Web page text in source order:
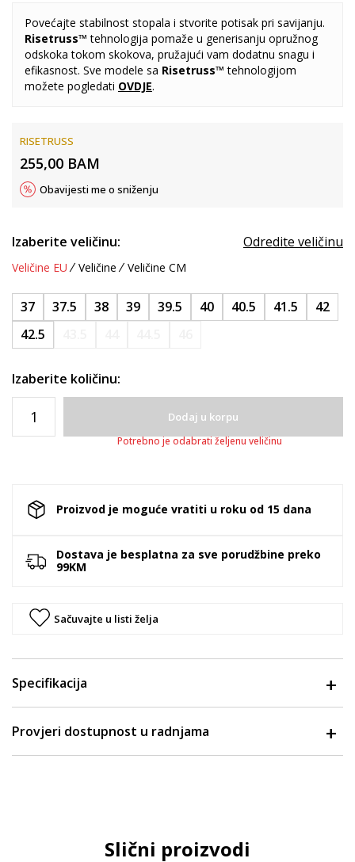
Povećajte stabilnost stopala i stvorite potisak pri savijanju.
Risetruss™ tehnologija pomaže u generisanju opružnog
odskoka tokom skokova, pružajući vam dodatnu snagu i
efikasnost. Sve modele sa Risetruss™tehnologijom
možete pogledati OVDJE.
RISETRUSS
255,00 BAM
Obavijesti me o sniženju
Izaberite veličinu: Odredite veličinu
Veličine EU Veličine Veličine CM
37 37.5 38 39 39.5 40 40.5 41.5
42
42.5
Izaberite količinu:
Dodaj u korpu
Potrebno je odabrati željenu veličinu
Proizvod je moguće vratiti u roku od 15 dana
Dostava je besplatna za sve porudžbine preko
99KM
Sačuvajte u listi želja
Specifikacija
Provjeri dostupnost u radnjama
Slični proizvodi